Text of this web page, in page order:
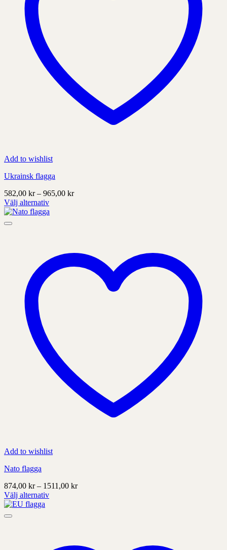
Add to wishlist
Ukrainsk flagga
582,00 kr – 965,00 krPrisintervall:
Välj alternativ
Denna
produkt
produktens
Add to wishlist
Nato flagga
874,00 kr – 1511,00 krPrisintervall:
Välj alternativ
Denna
produkt